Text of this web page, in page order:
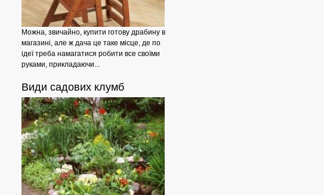
Можна, звичайно, купити готову драбину в
магазині, але ж дача це таке місце, де по
ідеї треба намагатися робити все своїми
руками, прикладаючи...
Види садових клумб